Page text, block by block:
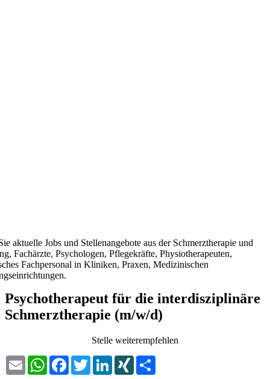
aktuelle Jobs und Stellenangebote aus der Schmerztherapie und
Fachärzte, Psychologen, Pflegekräfte, Physiotherapeuten,
Fachpersonal in Kliniken, Praxen, Medizinischen
Psychotherapeut für die interdisziplinäre
Schmerztherapie (m/w/d)
Stelle weiterempfehlen
Email WhatsApp
FacebookTwitterLinkedInXING